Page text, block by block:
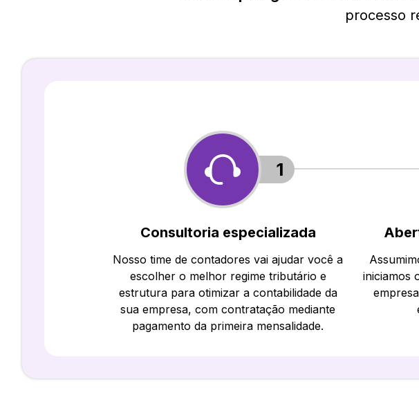
processo
1
Consultoria especializada
Nosso time de contadores vai ajudar você a
escolher o melhor regime tributário e
estrutura para otimizar a contabilidade da
sua empresa, com contratação mediante
pagamento da primeira mensalidade.
iniciamos